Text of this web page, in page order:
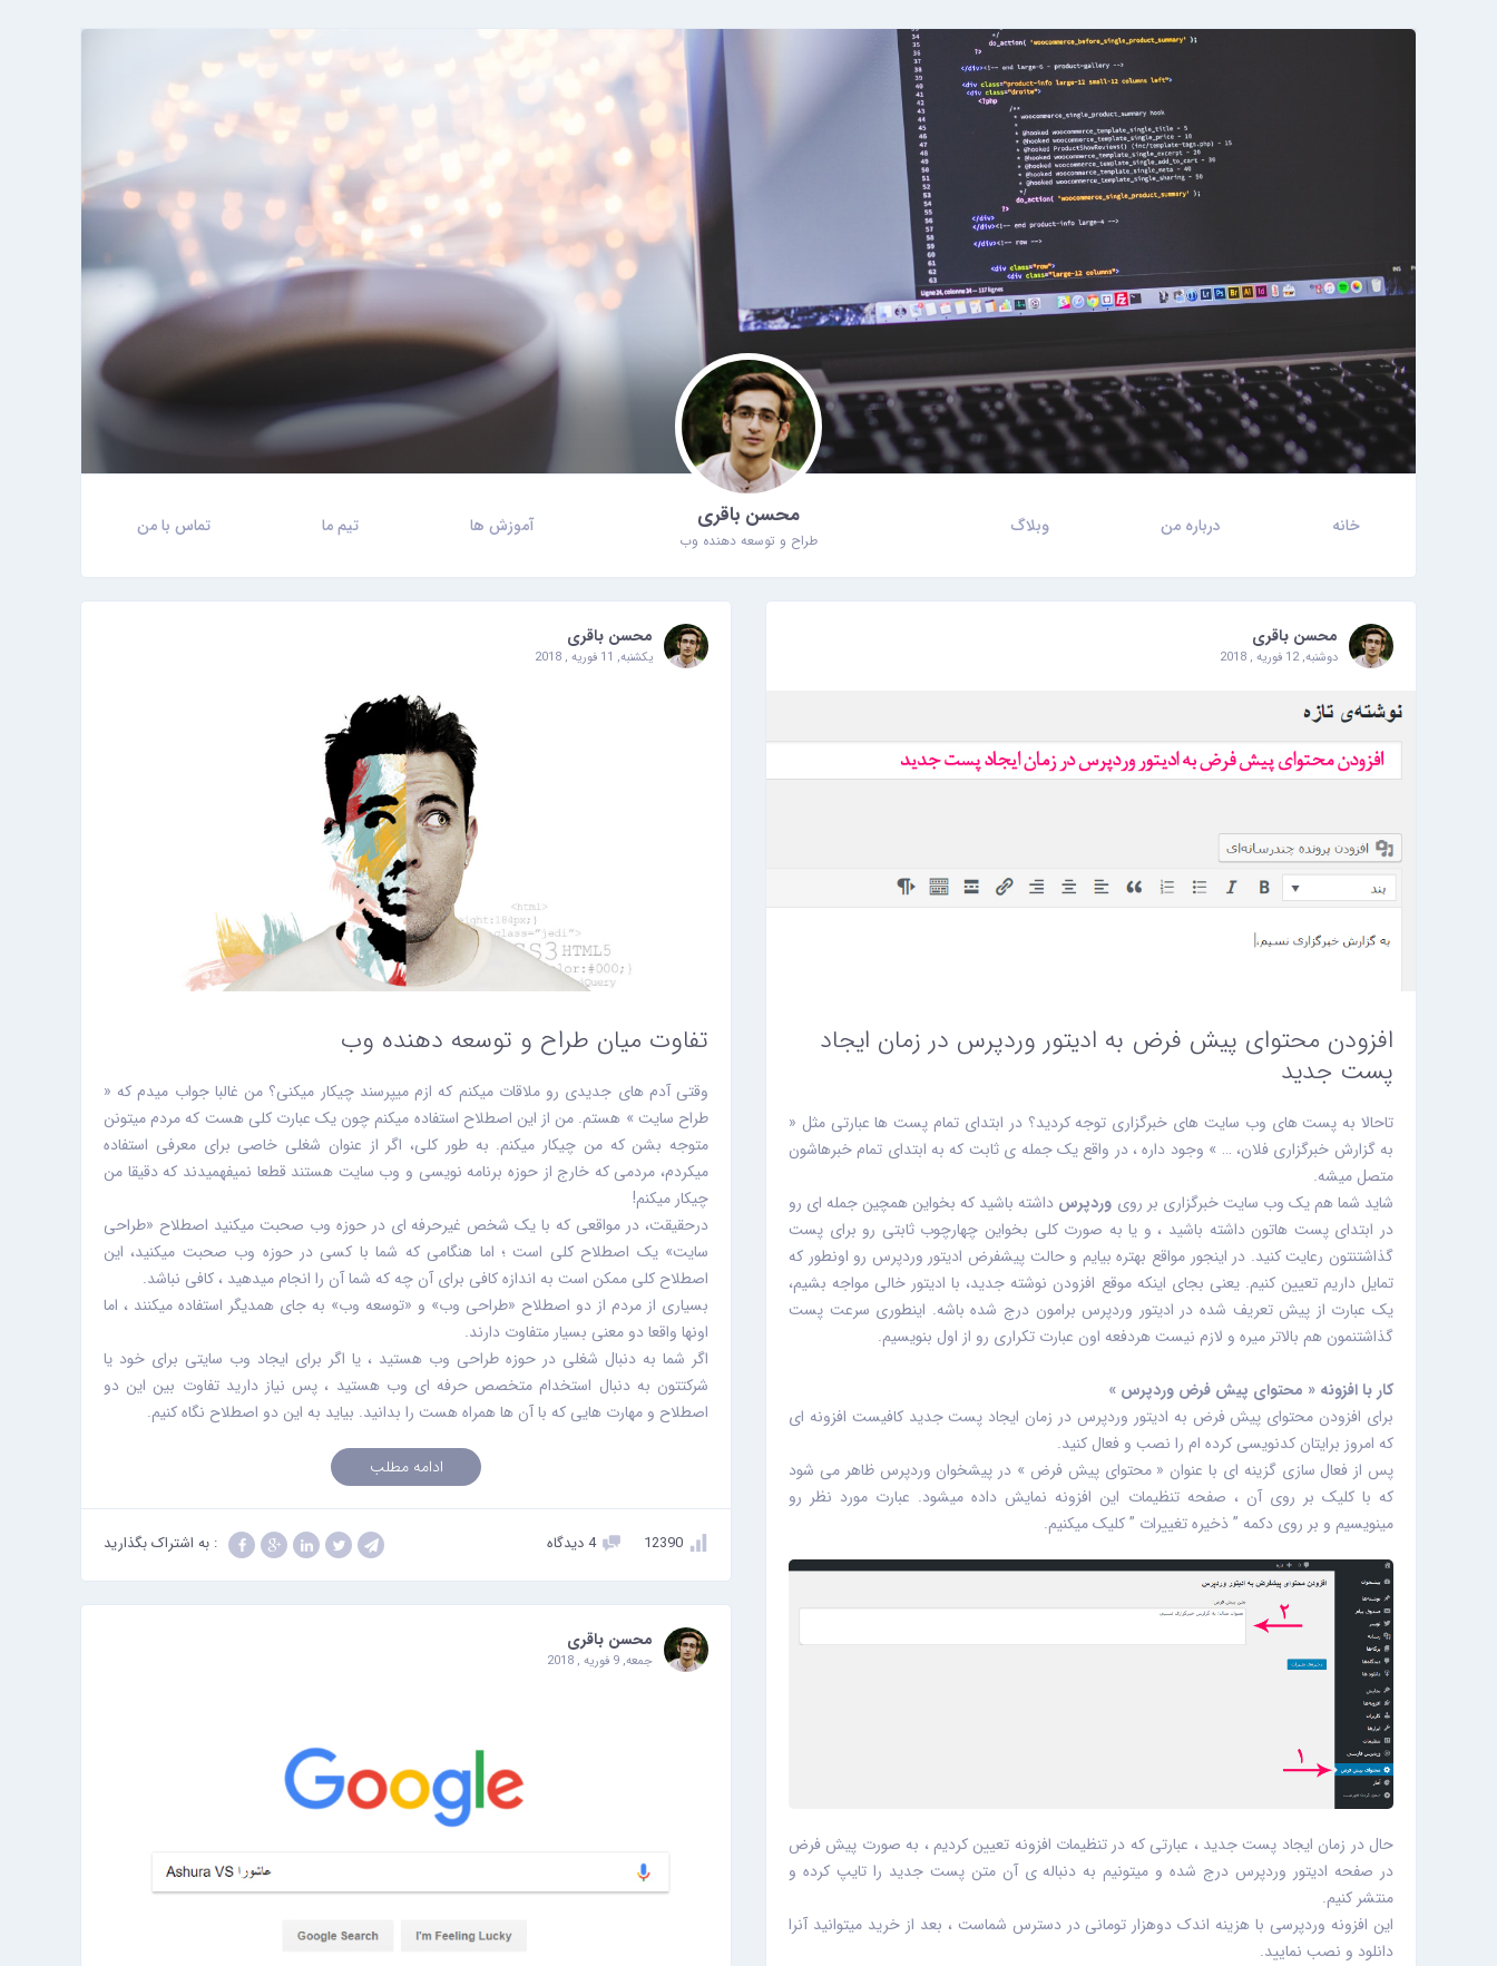
محسن باقری
طراح و توسعه دهنده وب
آموزش ها تیم ما تماس با من خانه درباره من وبلاگ
محسن باقری
دوشنبه, 12 فوریه , 2018
افزودن محتوای پیش فرض به ادیتور وردپرس در زمان ایجاد
پست جدید
تاحالا به پست های وب سایت های خبرگزاری توجه کردید؟ در ابتدای تمام پست ها عبارتی مثل «
به گزارش خبرگزاری فلان، … » وجود داره ، در واقع یک جمله ی ثابت که به ابتدای تمام خبرهاشون
متصل میشه.
شاید شما هم یک وب سایت خبرگزاری بر روی وردپرس داشته باشید که بخواین همچین جمله ای رو
در ابتدای پست هاتون داشته باشید ، و یا به صورت کلی بخواین چهارچوب ثابتی رو برای پست
گذاشتنتون رعایت کنید. در اینجور مواقع بهتره بیایم و حالت پیشفرض ادیتور وردپرس رو اونطور که
تمایل داریم تعیین کنیم. یعنی بجای اینکه موقع افزودن نوشته جدید، با ادیتور خالی مواجه بشیم،
یک عبارت از پیش تعریف شده در ادیتور وردپرس برامون درج شده باشه. اینطوری سرعت پست
گذاشتنمون هم بالاتر میره و لازم نیست هردفعه اون عبارت تکراری رو از اول بنویسیم.
کار با افزونه « محتوای پیش فرض وردپرس »
برای افزودن محتوای پیش فرض به ادیتور وردپرس در زمان ایجاد پست جدید کافیست افزونه ای
که امروز برایتان کدنویسی کرده ام را نصب و فعال کنید.
پس از فعال سازی گزینه ای با عنوان « محتوای پیش فرض » در پیشخوان وردپرس ظاهر می شود
که با کلیک بر روی آن ، صفحه تنظیمات این افزونه نمایش داده میشود. عبارت مورد نظر رو
مینویسیم و بر روی دکمه ” ذخیره تغییرات ” کلیک میکنیم.
حال در زمان ایجاد پست جدید ، عبارتی که در تنظیمات افزونه تعیین کردیم ، به صورت پیش فرض
در صفحه ادیتور وردپرس درج شده و میتونیم به دنباله ی آن متن پست جدید را تایپ کرده و
منتشر کنیم.
این افزونه وردپرسی با هزینه اندک دوهزار تومانی در دسترس شماست ، بعد از خرید میتوانید آنرا
دانلود و نصب نمایید.
محسن باقری
یکشنبه, 11 فوریه , 2018
تفاوت میان طراح و توسعه دهنده وب
وقتی آدم های جدیدی رو ملاقات میکنم که ازم میپرسند چیکار میکنی؟ من غالبا جواب میدم که «
طراح سایت » هستم. من از این اصطلاح استفاده میکنم چون یک عبارت کلی هست که مردم میتونن
متوجه بشن که من چیکار میکنم. به طور کلی، اگر از عنوان شغلی خاصی برای معرفی استفاده
میکردم، مردمی که خارج از حوزه برنامه نویسی و وب سایت هستند قطعا نمیفهمیدند که دقیقا من
چیکار میکنم!
درحقیقت، در مواقعی که با یک شخص غیرحرفه ای در حوزه وب صحبت میکنید اصطلاح «طراحی
سایت» یک اصطلاح کلی است ؛ اما هنگامی که شما با کسی در حوزه وب صحبت میکنید، این
اصطلاح کلی ممکن است به اندازه کافی برای آن چه که شما آن را انجام میدهید ، کافی نباشد.
بسیاری از مردم از دو اصطلاح «طراحی وب» و «توسعه وب» به جای همدیگر استفاده میکنند ، اما
اونها واقعا دو معنی بسیار متفاوت دارند.
اگر شما به دنبال شغلی در حوزه طراحی وب هستید ، یا اگر برای ایجاد وب سایتی برای خود یا
شرکتتون به دنبال استخدام متخصص حرفه ای وب هستید ، پس نیاز دارید تفاوت بین این دو
اصطلاح و مهارت هایی که با آن ها همراه هست را بدانید. بیاید به این دو اصطلاح نگاه کنیم.
ادامه مطلب
12390 4 دیدگاه : به اشتراک بگذارید
محسن باقری
جمعه, 9 فوریه , 2018